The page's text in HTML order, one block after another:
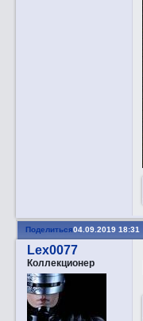
Поделиться04.09.2019 18:31
Lex0077
Коллекционер